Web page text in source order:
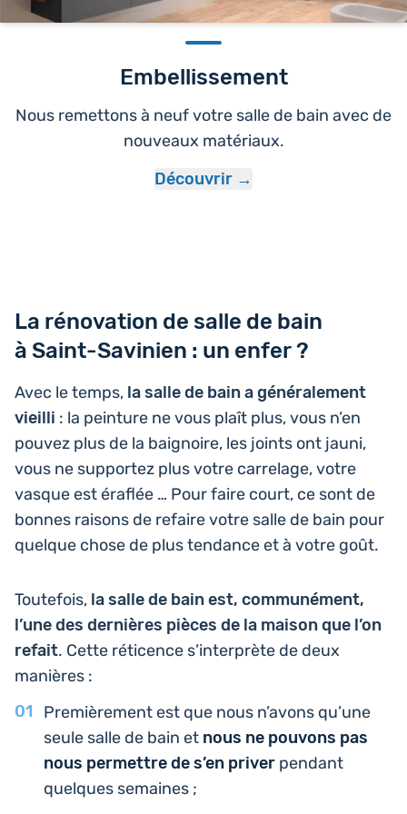
Embellissement
Nous remettons à neuf votre salle de bain avec de
nouveaux matériaux.
Découvrir
La rénovation de salle de bain
à Saint-Savinien : un enfer ?
Avec le temps, la salle de bain a géné­ra­le­ment
vieilli : la pein­ture ne vous plaît plus, vous n’en
pouvez plus de la bai­gnoire, les joints ont jauni,
vous ne sup­por­tez plus votre car­re­lage, votre
vasque est éraflée … Pour faire court, ce sont de
bonnes raisons de refaire votre salle de bain pour
quelque chose de plus ten­dance et à votre goût.
Tou­te­fois, la salle de bain est, com­mu­né­ment,
l’une des der­nières pièces de la maison que l’on
refait. Cette réti­cence s’in­ter­prète de deux
manières :
Pre­miè­re­ment est que nous n’avons qu’une
seule salle de bain et nous ne pouvons pas
nous per­mettre de s’en priver pendant
quelques semaines ;